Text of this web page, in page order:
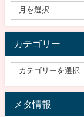
カテゴリー
メタ情報